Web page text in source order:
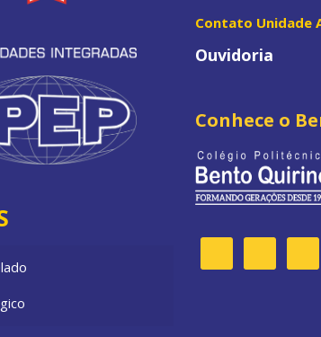
Contato Unidade
Ouvidoria
Conhece o